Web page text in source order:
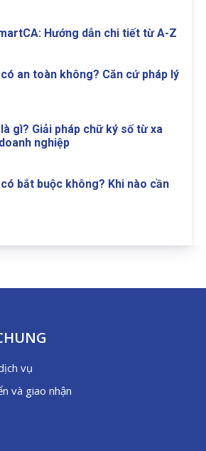
Hướng dẫn chi tiết từ A-Z
an toàn không? Căn cứ pháp lý
gì? Giải pháp chữ ký số từ xa
nghiệp
bắt buộc không? Khi nào cần
vụ
và giao nhận